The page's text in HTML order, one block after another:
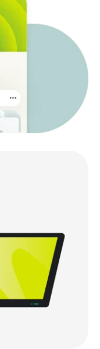
iOS
bạn
iOS?
iPhone và